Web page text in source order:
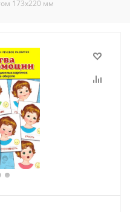
173х220 мм